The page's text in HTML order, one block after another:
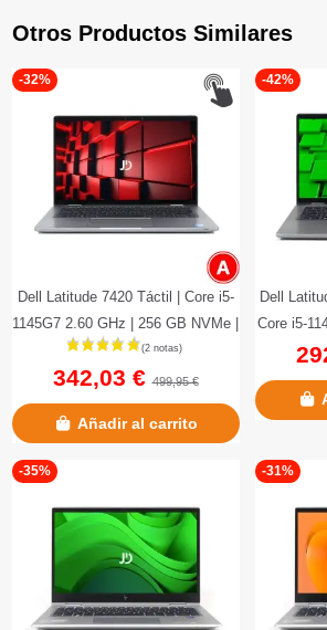
Otros Productos Similares
-32%
Dell Latitude 7420 Táctil | Core i5-
1145G7 2.60 GHz | 256 GB NVMe |
16 GB LPDDR4 | 14"...
342,03 €499,95 €
Añadir al carrito
-42%
Dell
Core i5-
-35% -31%